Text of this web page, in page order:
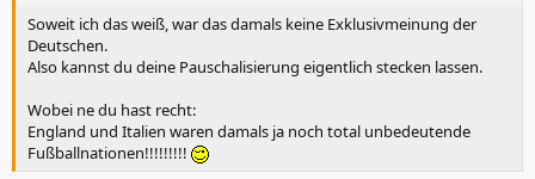
Soweit ich das weiß, war das damals keine Exklusivmeinung der
Deutschen.
Also kannst du deine Pauschalisierung eigentlich stecken lassen.
Wobei ne du hast recht:
England und Italien waren damals ja noch total unbedeutende
Fußballnationen!!!!!!!!!